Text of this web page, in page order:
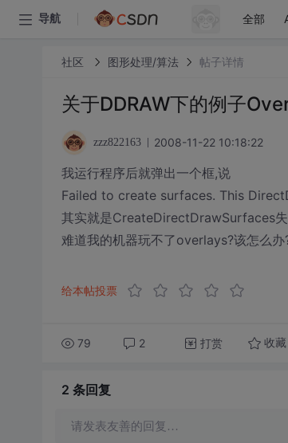
导航 全部
社区 图形处理/算法 帖子详情
关于DDRAW下的例子
zzz822163 2008-11-22 10:18:22
我运行程序后就弹出一个框,说
Failed to create surfaces. This
其实就是CreateDirectDrawSurfaces
难道我的机器玩不了overlays?该怎么办
给本帖投票
79 2 打赏 收藏
2 条回复
请发表友善的回复…